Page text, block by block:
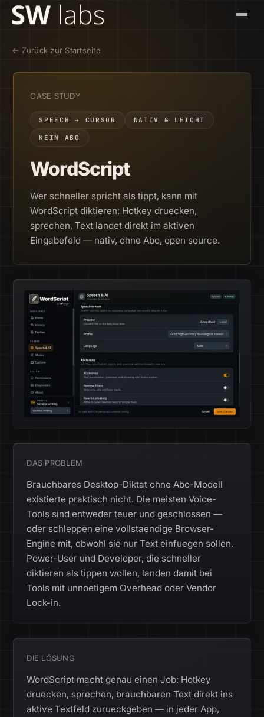
Referenzen
Kontakt
← Zurück zur Startseite
CASE STUDY
SPEECH → CURSOR NATIV & LEICHT
KEIN ABO
WordScript
Wer schneller spricht als tippt, kann mit
WordScript diktieren: Hotkey druecken,
sprechen, Text landet direkt im aktiven
Eingabefeld — nativ, ohne Abo, open source.
DAS PROBLEM
Brauchbares Desktop-Diktat ohne Abo-Modell
existierte praktisch nicht. Die meisten Voice-
Tools sind entweder teuer und geschlossen —
oder schleppen eine vollstaendige Browser-
Engine mit, obwohl sie nur Text einfuegen sollen.
Power-User und Developer, die schneller
diktieren als tippen wollen, landen damit bei
Tools mit unnoetigem Overhead oder Vendor
Lock-in.
DIE LÖSUNG
WordScript macht genau einen Job: Hotkey
druecken, sprechen, brauchbaren Text direkt ins
aktive Textfeld zurueckgeben — in jeder App,